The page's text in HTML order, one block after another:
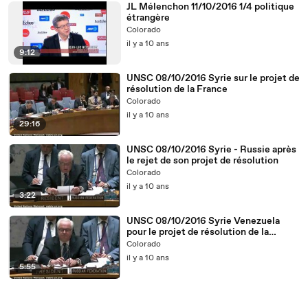
9:12
JL Mélenchon 11/10/2016 1/4 politique
étrangère
Colorado
il y a 10 ans
29:16
UNSC 08/10/2016 Syrie sur le projet de
résolution de la France
Colorado
il y a 10 ans
3:22
UNSC 08/10/2016 Syrie - Russie après
le rejet de son projet de résolution
Colorado
il y a 10 ans
5:55
UNSC 08/10/2016 Syrie Venezuela
pour le projet de résolution de la
Russie
Colorado
il y a 10 ans